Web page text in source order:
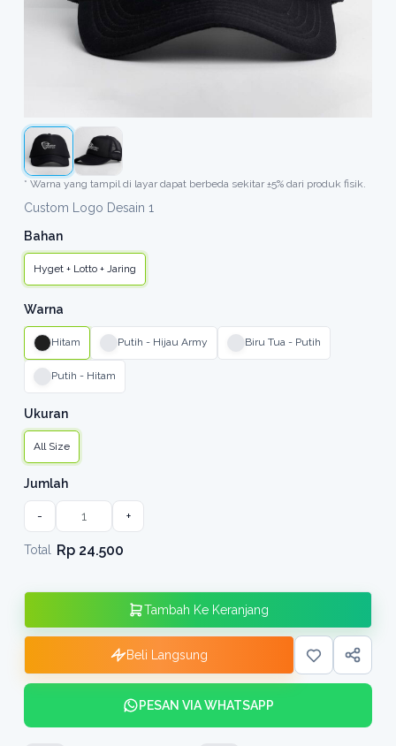
* Warna yang tampil di layar dapat berbeda sekitar ±5% dari produk fisik.
Custom Logo Desain 1
Bahan
Hyget + Lotto + Jaring
Warna
Hitam Putih - Hijau Army Biru Tua - Putih
Putih - Hitam
Ukuran
All Size
Jumlah
- +
Total Rp 24.500
Tambah Ke Keranjang
Beli Langsung
PESAN VIA WHATSAPP